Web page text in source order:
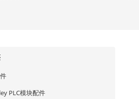
PLC模块配件